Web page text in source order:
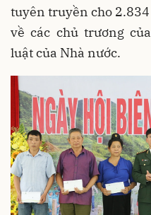
tuyên truyền cho
về các chủ trương
luật của Nhà nước.